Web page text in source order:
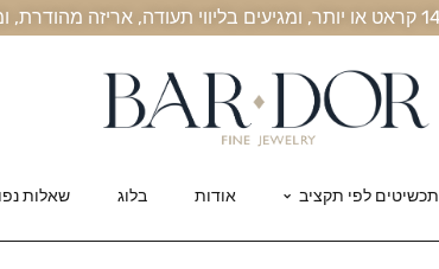
תכשיטים לפי תקציב אודות בלוג שאלות